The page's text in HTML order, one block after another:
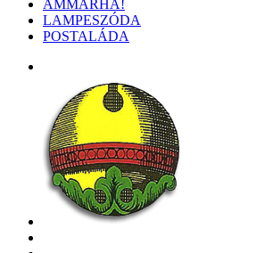
AMMARHA!
LAMPESZÓDA
POSTALÁDA